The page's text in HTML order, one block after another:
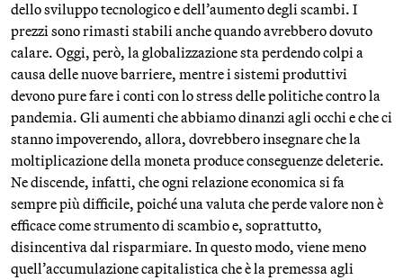
dello sviluppo tecnologico e dell’aumento degli scambi. I
prezzi sono rimasti stabili anche quando avrebbero dovuto
calare. Oggi, però, la globalizzazione sta perdendo colpi a
causa delle nuove barriere, mentre i sistemi produttivi
devono pure fare i conti con lo stress delle politiche contro la
pandemia. Gli aumenti che abbiamo dinanzi agli occhi e che ci
stanno impoverendo, allora, dovrebbero insegnare che la
moltiplicazione della moneta produce conseguenze deleterie.
Ne discende, infatti, che ogni relazione economica si fa
sempre più difficile, poiché una valuta che perde valore non è
efficace come strumento di scambio e, soprattutto,
disincentiva dal risparmiare. In questo modo, viene meno
quell’accumulazione capitalistica che è la premessa agli